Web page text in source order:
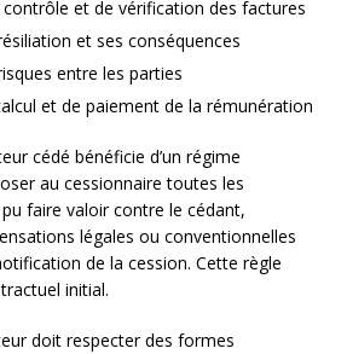
et de vérification des factures
et ses conséquences
entre les parties
et de paiement de la rémunération
cédé bénéficie d’un régime
au cessionnaire toutes les
faire valoir contre le cédant,
légales ou conventionnelles
de la cession. Cette règle
initial.
doit respecter des formes